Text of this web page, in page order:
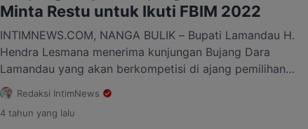
Minta Restu untuk Ikuti FBIM 2022
INTIMNEWS.COM, NANGA BULIK – Bupati Lamandau H.
Hendra Lesmana menerima kunjungan Bujang Dara
Lamandau yang akan berkompetisi di ajang pemilihan
Jagau Bawi di Kota Palangka Raya pada tanggal 17 hingga
22 Mei yang dikemas dalam Festival Budaya Isen Mulang
(FBIM) 2022. Kunjunga tersebut dilaksanakan di Ruang
Redaksi IntimNews
4 tahun yang lalu